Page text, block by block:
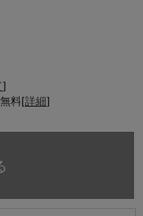
]
料[詳細]